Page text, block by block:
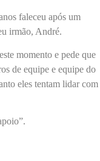
faleceu após um
irmão, André.
momento e pede que
de equipe e equipe do
eles tentam lidar com